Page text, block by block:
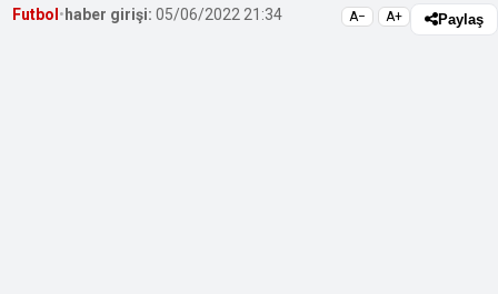
Futbol • haber girişi: 05/06/2022 21:34 A− A+ Paylaş